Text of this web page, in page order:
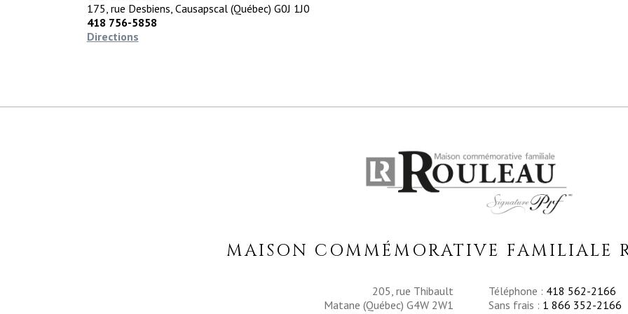
175, rue Desbiens, Causapscal (Québec) G0J 1J0
418 756-5858
Directions
MAISON COMMÉMORATIVE FAMILIALE
205, rue Thibault
Matane (Québec) G4W 2W1
Téléphone : 418 562-2166
Sans frais : 1 866 352-2166